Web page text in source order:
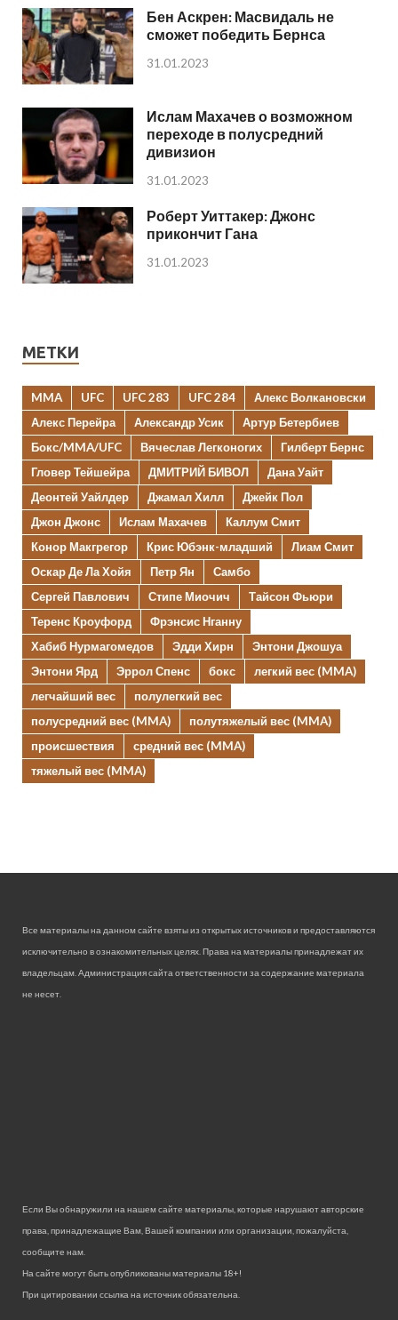
Бен Аскрен: Масвидаль не
сможет победить Бернса
31.01.2023
Ислам Махачев о возможном
переходе в полусредний
дивизион
31.01.2023
Роберт Уиттакер: Джонс
прикончит Гана
31.01.2023
МЕТКИ
MMA UFC UFC 283 UFC 284
Алекс Волкановски
Алекс Перейра
Александр Усик
Артур Бетербиев
Бокс/MMA/UFC
Вячеслав Легконогих
Гилберт Бернс
Гловер Тейшейра
ДМИТРИЙ БИВОЛ
Дана Уайт
Деонтей Уайлдер
Джамал Хилл
Джейк Пол
Джон Джонс
Ислам Махачев
Каллум Смит
Конор Макгрегор
Крис Юбэнк-младший
Лиам Смит
Оскар Де Ла Хойя
Петр Ян
Самбо
Сергей Павлович
Стипе Миочич
Тайсон Фьюри
Теренс Кроуфорд
Фрэнсис Нганну
Хабиб Нурмагомедов
Эдди Хирн
Энтони Джошуа
Энтони Ярд
Эррол Спенс бокс
легкий вес (MMA)
легчайший вес
полулегкий вес
полусредний вес (MMA)
полутяжелый вес (MMA)
происшествия
средний вес (MMA)
тяжелый вес (MMA)
Все материалы на данном сайте взяты из открытых источников и предоставляются
исключительно в ознакомительных целях. Права на материалы принадлежат их
владельцам. Администрация сайта ответственности за содержание материала
не несет.
Если Вы обнаружили на нашем сайте материалы, которые нарушают авторские
права, принадлежащие Вам, Вашей компании или организации, пожалуйста,
сообщите нам.
На сайте могут быть опубликованы материалы 18+!
При цитировании ссылка на источник обязательна.